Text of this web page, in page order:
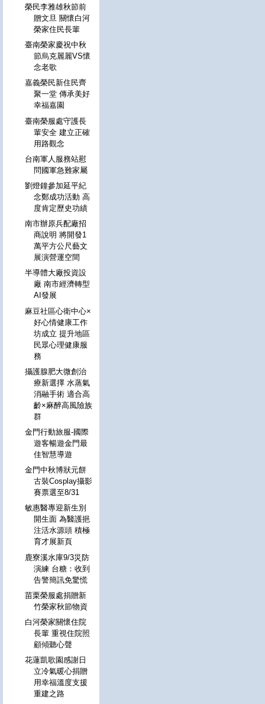
榮民李雅雄秋節前
贈文旦 關懷白河
榮家住民長輩
臺南榮家慶祝中秋
節烏克麗麗VS懷
念老歌
嘉義榮民新住民齊
聚一堂 傳承美好
幸福嘉園
臺南榮服處守護長
輩安全 建立正確
用路觀念
台南軍人服務站慰
問國軍急難家屬
劉燈鐘參加延平紀
念鄭成功活動 高
度肯定歷史功績
南市辦原兵配廠招
商說明 將開發1
萬平方公尺藝文
展演營運空間
半導體大廠投資設
廠 南市經濟轉型
AI發展
麻豆社區心衛中心×
好心情健康工作
坊成立 提升地區
民眾心理健康服
務
攝護腺肥大微創治
療新選擇 水蒸氣
消融手術 適合高
齡×麻醉高風險族
群
金門行動旅服-國際
遊客暢遊金門最
佳智慧導遊
金門中秋博狀元餅
古裝Cosplay攝影
賽票選至8/31
敏惠醫專迎新生別
開生面 為醫護挹
注活水源頭 積極
育才展新頁
鹿寮溪水庫9/3災防
演練 台糖：收到
告警簡訊免驚慌
苗栗榮服處捐贈新
竹榮家秋節物資
白河榮家關懷住院
長輩 重視住院照
顧傾聽心聲
花蓮凱歌園感謝日
立冷氣暖心捐贈
用幸福溫度支援
重建之路